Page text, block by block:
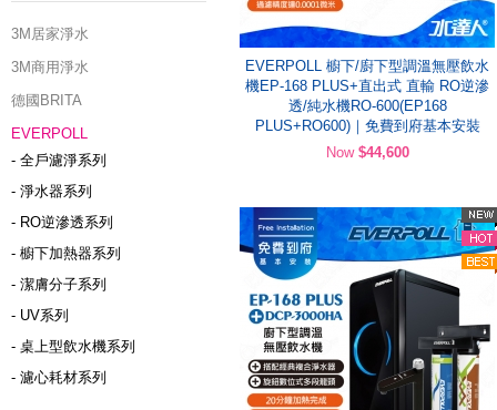
3M居家淨水
3M商用淨水
德國BRITA
EVERPOLL
- 全戶濾淨系列
- 淨水器系列
- RO逆滲透系列
- 櫥下加熱器系列
- 潔膚分子系列
- UV系列
- 桌上型飲水機系列
- 濾心耗材系列
EVERPOLL 櫥下/廚下型調溫無壓飲水
機EP-168 PLUS+直出式 直輸 RO逆滲
透/純水機RO-600(EP168
PLUS+RO600)｜免費到府基本安裝
Now $44,600